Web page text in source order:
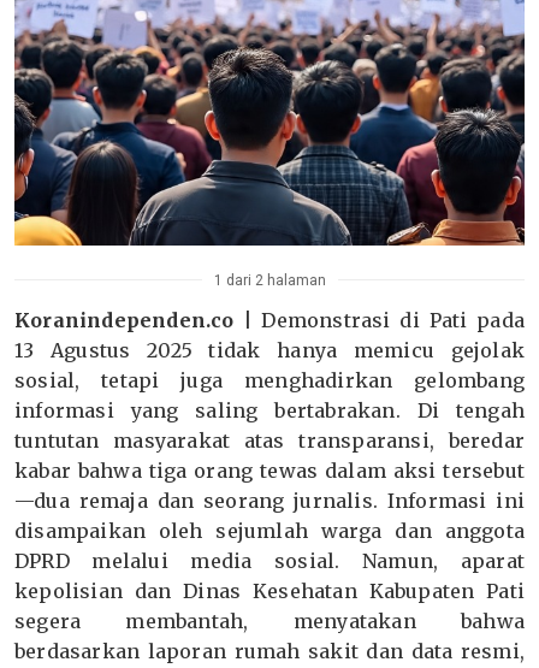
1 dari 2 halaman
Koranindependen.co |
Demonstrasi di Pati pada
13 Agustus 2025 tidak hanya memicu gejolak
sosial, tetapi juga menghadirkan gelombang
informasi yang saling bertabrakan. Di tengah
tuntutan masyarakat atas transparansi, beredar
kabar bahwa tiga orang tewas dalam aksi tersebut
—dua remaja dan seorang jurnalis. Informasi ini
disampaikan oleh sejumlah warga dan anggota
DPRD melalui media sosial. Namun, aparat
kepolisian dan Dinas Kesehatan Kabupaten Pati
segera membantah, menyatakan bahwa
berdasarkan laporan rumah sakit dan data resmi,